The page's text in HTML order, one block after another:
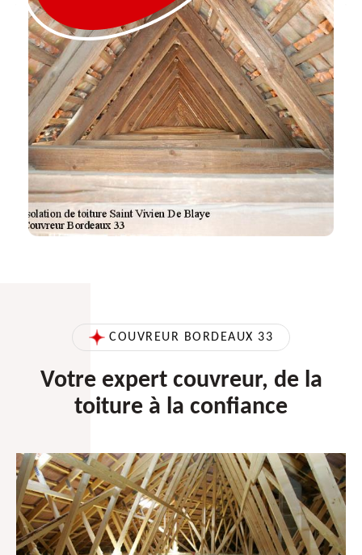
COUVREUR BORDEAUX 33
Votre expert couvreur, de la
toiture à la confiance